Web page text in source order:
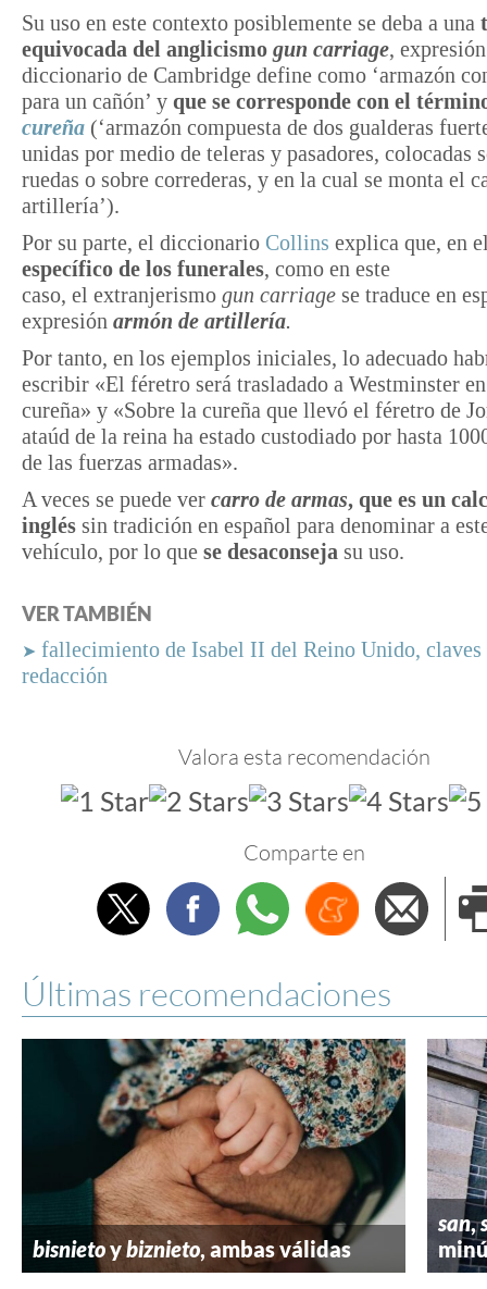
Su uso en este contexto posiblemente se deba a una
equivocada del anglicismo gun carriage,
diccionario de Cambridge define como ‘armazón
para un cañón’ y que se corresponde con el
cureña (‘armazón compuesta de dos gualderas
unidas por medio de teleras y pasadores, colocadas
ruedas o sobre correderas, y en la cual se monta el
artillería’).
Por su parte, el diccionario Collins explica que, en
específico de los funerales, como en este
caso, el extranjerismo gun carriage se traduce en
expresión armón de artillería.
Por tanto, en los ejemplos iniciales, lo adecuado
escribir «El féretro será trasladado a Westminster
cureña» y «Sobre la cureña que llevó el féretro de
ataúd de la reina ha estado custodiado por hasta
de las fuerzas armadas».
A veces se puede ver carro de armas, que es un
inglés sin tradición en español para denominar a
vehículo, por lo que se desaconseja su uso.
VER TAMBIÉN
➤ fallecimiento de Isabel II del Reino Unido, claves
redacción
Valora esta recomendación
Comparte en
TwitterFacebookWhatsappMenéame
Últimas recomendaciones
bisnietoybiznieto, ambas válidas
san,